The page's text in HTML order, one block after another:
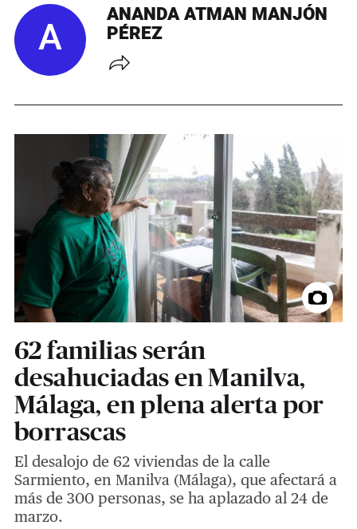
A ANANDA ATMAN MANJÓN
PÉREZ
62 familias serán
desahuciadas en Manilva,
Málaga, en plena alerta por
borrascas
El desalojo de 62 viviendas de la calle
Sarmiento, en Manilva (Málaga), que afectará a
más de 300 personas, se ha aplazado al 24 de
marzo.